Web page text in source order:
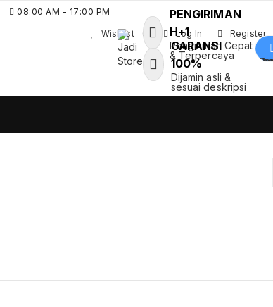
08:00 AM - 17:00 PM
Wishlist Log In Register
Jadi Store
Pusat Aksesoris HP, Komputer &
Produk Unik di Lamongan
PENGIRIMAN
H+1
Pengiriman Cepat
& Terpercaya
GARANSI
100%
Dijamin asli &
sesuai deskripsi